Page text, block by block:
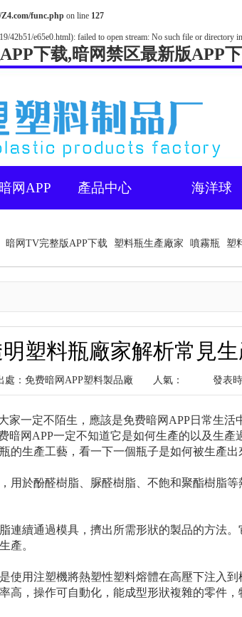
func.php on line 127
42b51/e65e0.html): failed to open stream: No such file or directory in
下载,暗网禁区最新版APP
网APP 產品中心 海洋球
暗网TV完整版APP下载 塑料瓶生產廠家 噴霧瓶 塑
塑料瓶廠家解析常見
處：免费暗网APP塑料製品廠 人氣： 發表
家一定不陌生，應該是免费暗网APP日常生
暗网APP一定不知道它是如何生產的以及生
的生產工藝，看一下一個瓶子是如何被生產出
用於酚醛樹脂、脲醛樹脂、不飽和聚酯樹脂
連續通過模具，擠出所需形狀的製品的方法
產。
使用注塑機將熱塑性塑料熔體在高壓下注入到
高，操作可自動化，能成型形狀複雜的零件，